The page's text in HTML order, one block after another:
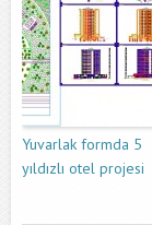
Yuvarlak formda 5
yıldızlı otel projesi